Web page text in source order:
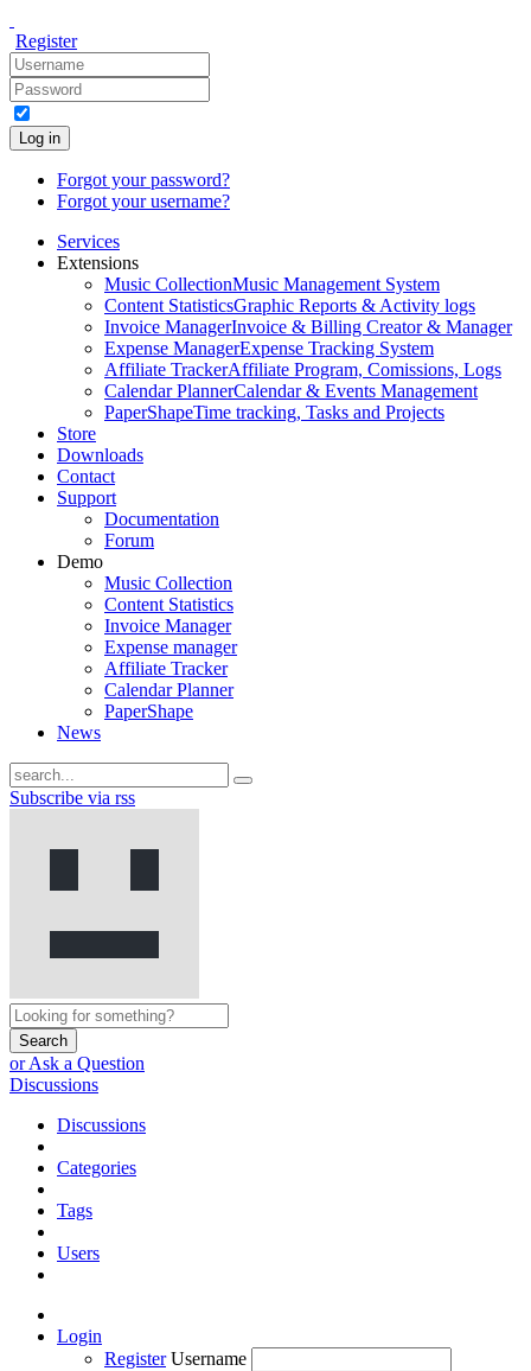
Register
Log in
Forgot your password?
Forgot your username?
Services
Extensions
Music CollectionMusic Management System
Content StatisticsGraphic Reports & Activity logs
Invoice ManagerInvoice & Billing Creator & Manager
Expense ManagerExpense Tracking System
Affiliate TrackerAffiliate Program, Comissions, Logs
Calendar PlannerCalendar & Events Management
PaperShapeTime tracking, Tasks and Projects
Store
Downloads
Contact
Support
Documentation
Forum
Demo
Music Collection
Content Statistics
Invoice Manager
Expense manager
Affiliate Tracker
Calendar Planner
PaperShape
News
Subscribe via rss
Search
or Ask a Question
Discussions
Discussions
Categories
Tags
Users
Login
Register Username